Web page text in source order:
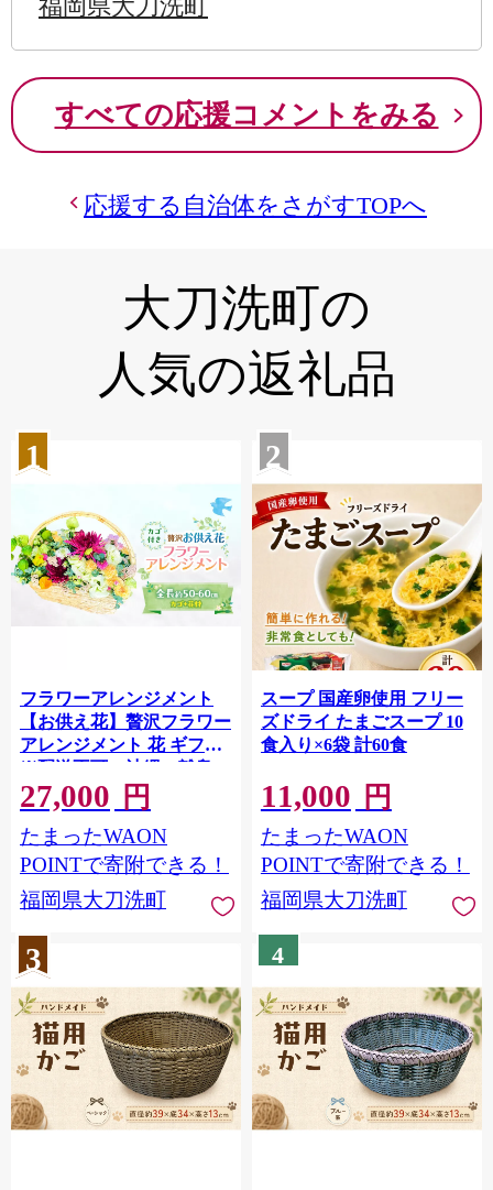
福岡県大刀洗町
すべての応援コメントをみる
応援する自治体をさがすTOPへ
大刀洗町の
人気の返礼品
1
フラワーアレンジメント
【お供え花】贅沢フラワー
アレンジメント 花 ギフト
※配送不可：沖縄、離島
27,000 円
たまったWAON
POINTで寄附できる！
福岡県大刀洗町
2
スープ 国産卵使用 フリー
ズドライ たまごスープ 10
食入り×6袋 計60食
11,000 円
たまったWAON
POINTで寄附できる！
福岡県大刀洗町
3 4